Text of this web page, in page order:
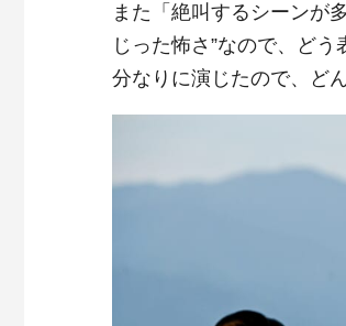
また「絶叫するシーンが
じった怖さ”なので、ど
分なりに演じたので、ど